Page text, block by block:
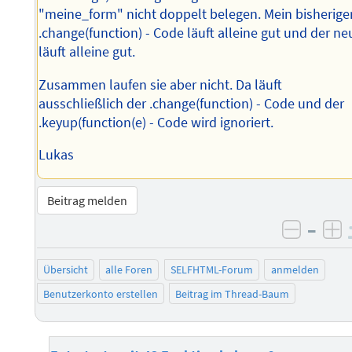
"meine_form" nicht doppelt belegen. Mein
.change(function) - Code läuft alleine gut und der
läuft alleine gut.
Zusammen laufen sie aber nicht. Da läuft
ausschließlich der .change(function) - Code und der
.keyup(function(e) - Code wird ignoriert.
Lukas
Beitrag melden
–
Übersicht alle Foren SELFHTML-Forum
anmelden
Benutzerkonto erstellen
Beitrag im Thread-Baum